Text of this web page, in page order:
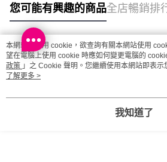
您可能有興趣的商品全店暢銷排
熱門標籤
熱銷排行
本網站中使用 cookie，欲查詢有關本網站使用
望在電腦上使用 cookie 時應如何變更電腦的
政策 」之 Cookie 聲明。您繼續使用本網站即表
條款之 Cookie 聲明使用 cookie。
了解更多 >
我知道了